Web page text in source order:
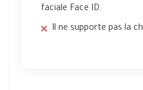
faciale Face ID.
Il ne supporte pas la